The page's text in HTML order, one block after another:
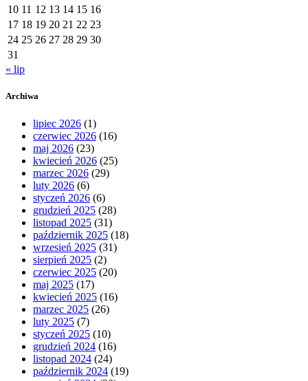
10 11 12 13 14 15 16
17 18 19 20 21 22 23
24 25 26 27 28 29 30
31
« lip
Archiwa
lipiec 2026 (1)
czerwiec 2026 (16)
maj 2026 (23)
kwiecień 2026 (25)
marzec 2026 (29)
luty 2026 (6)
styczeń 2026 (6)
grudzień 2025 (28)
listopad 2025 (31)
październik 2025 (18)
wrzesień 2025 (31)
sierpień 2025 (2)
czerwiec 2025 (20)
maj 2025 (17)
kwiecień 2025 (16)
marzec 2025 (26)
luty 2025 (7)
styczeń 2025 (10)
grudzień 2024 (16)
listopad 2024 (24)
październik 2024 (19)